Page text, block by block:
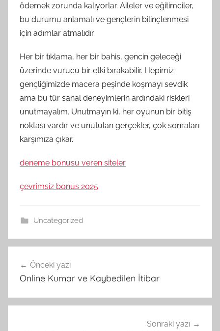
ödemek zorunda kalıyorlar. Aileler ve eğitimciler,
bu durumu anlamalı ve gençlerin bilinçlenmesi
için adımlar atmalıdır.
Her bir tıklama, her bir bahis, gencin geleceği
üzerinde vurucu bir etki bırakabilir. Hepimiz
gençliğimizde macera peşinde koşmayı sevdik
ama bu tür sanal deneyimlerin ardındaki riskleri
unutmayalım. Unutmayın ki, her oyunun bir bitiş
noktası vardır ve unutulan gerçekler, çok sonraları
karşımıza çıkar.
deneme bonusu veren siteler
çevrimsiz bonus 2025
Uncategorized
gezinmesi
Önceki yazı
Online Kumar ve Kaybedilen İtibar
Sonraki yazı